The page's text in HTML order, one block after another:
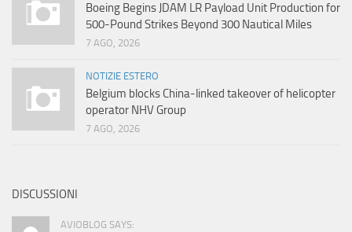
Boeing Begins JDAM LR Payload Unit Production for
500-Pound Strikes Beyond 300 Nautical Miles
7 AGO, 2026
NOTIZIE ESTERO
Belgium blocks China-linked takeover of helicopter
operator NHV Group
7 AGO, 2026
DISCUSSIONI
AVIOBLOG SAYS: